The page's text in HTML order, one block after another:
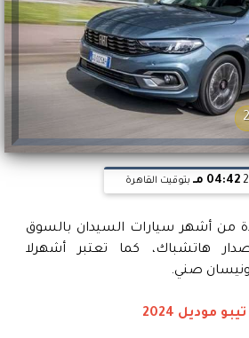
04:42 مـ بتوقيت القاهرة
من أشهر سيارات السيدان بالسوق
هاتشباك، كما تعتبر أشهرلا
ونيسان صني.
موديل 2024